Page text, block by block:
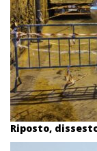
Riposto,